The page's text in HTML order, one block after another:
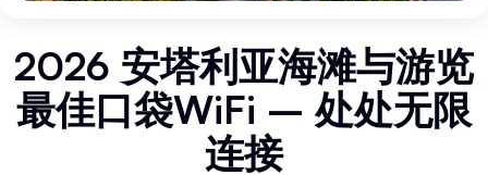
2026 安塔利亚海滩与游览
最佳口袋WiFi – 处处无限
连接